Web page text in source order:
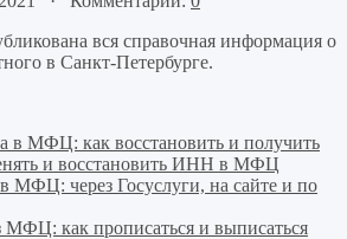
вся справочная информация о
в Санкт-Петербурге.
в МФЦ: как восстановить и получить
и восстановить ИНН в МФЦ
в МФЦ: через Госуслуги, на сайте и по
МФЦ: как прописаться и выписаться